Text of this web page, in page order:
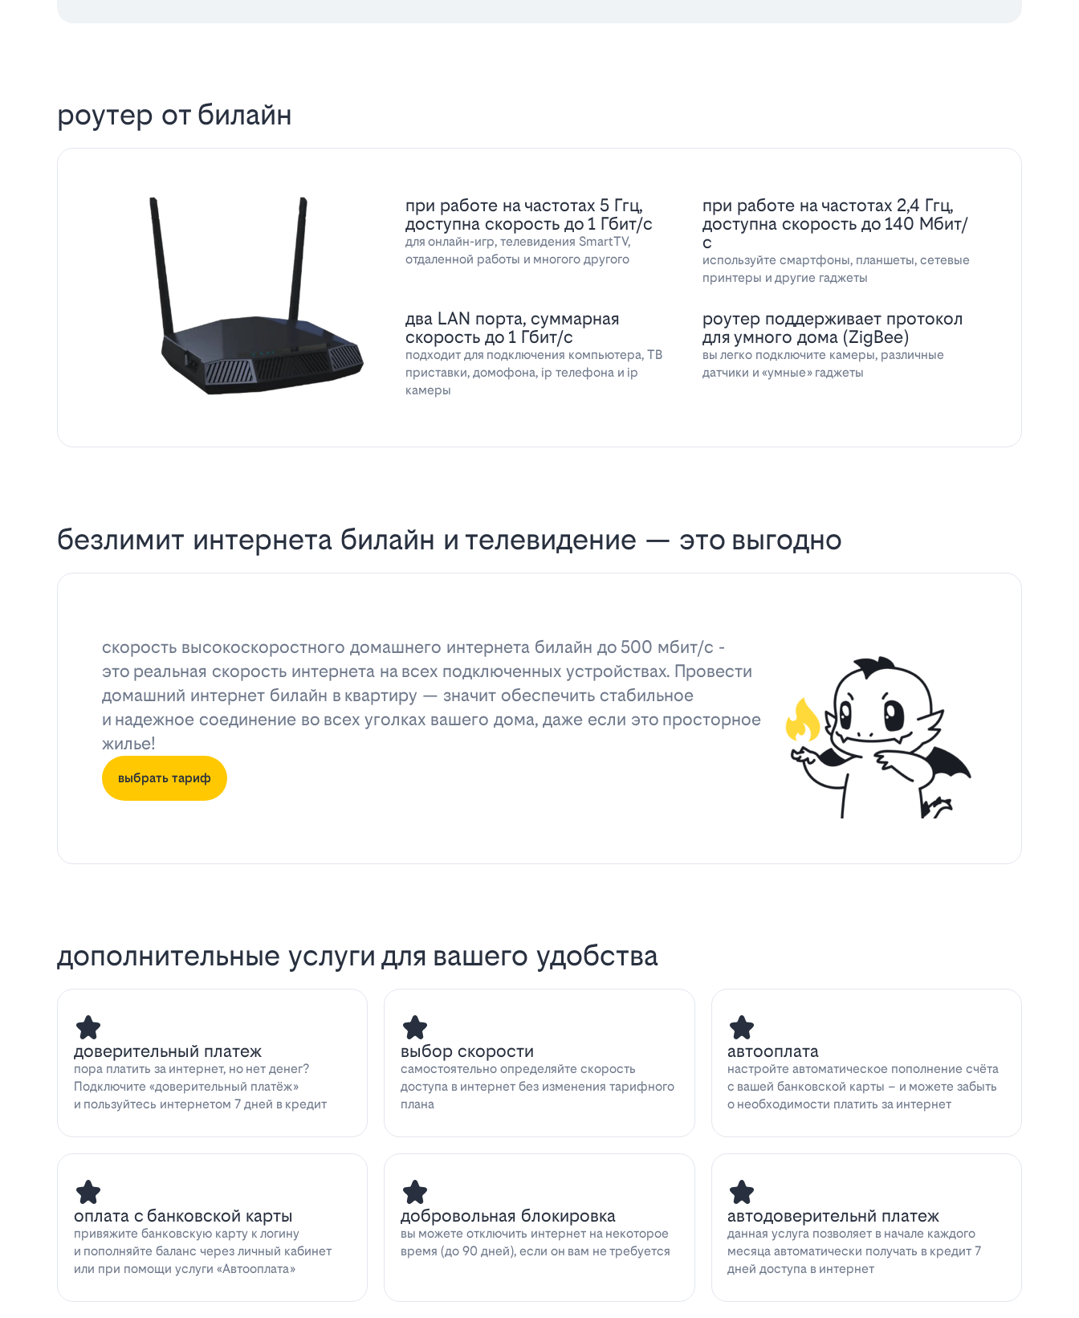
роутер от билайн
при работе на частотах 5 Ггц,
доступна скорость до 1 Гбит/с
для онлайн-игр, телевидения SmartTV,
отдаленной работы и многого другого
при работе на частотах 2,4 Ггц,
доступна скорость до 140 Мбит/
с
используйте смартфоны, планшеты, сетевые
принтеры и другие гаджеты
два LAN порта, суммарная
скорость до 1 Гбит/с
подходит для подключения компьютера, ТВ
приставки, домофона, ip телефона и ip
камеры
роутер поддерживает протокол
для умного дома (ZigBee)
вы легко подключите камеры, различные
датчики и «умные» гаджеты
безлимит интернета билайн и телевидение — это выгодно
скорость высокоскоростного домашнего интернета билайн до 500 мбит/с -
это реальная скорость интернета на всех подключенных устройствах. Провести
домашний интернет билайн в квартиру — значит обеспечить стабильное
и надежное соединение во всех уголках вашего дома, даже если это просторное
жилье!
выбрать тариф
дополнительные услуги для вашего удобства
доверительный платеж
пора платить за интернет, но нет денег?
Подключите «доверительный платёж»
и пользуйтесь интернетом 7 дней в кредит
выбор скорости
самостоятельно определяйте скорость
доступа в интернет без изменения тарифного
плана
автооплата
настройте автоматическое пополнение счёта
с вашей банковской карты – и можете забыть
о необходимости платить за интернет
оплата с банковской карты
привяжите банковскую карту к логину
и пополняйте баланс через личный кабинет
или при помощи услуги «Автооплата»
добровольная блокировка
вы можете отключить интернет на некоторое
время (до 90 дней), если он вам не требуется
автодоверительнй платеж
данная услуга позволяет в начале каждого
месяца автоматически получать в кредит 7
дней доступа в интернет